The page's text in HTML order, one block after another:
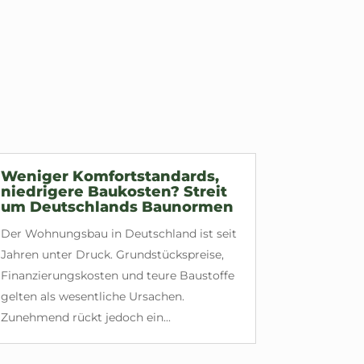
Weniger Komfortstandards,
niedrigere Baukosten? Streit
um Deutschlands Baunormen
Der Wohnungsbau in Deutschland ist seit
Jahren unter Druck. Grundstückspreise,
Finanzierungskosten und teure Baustoffe
gelten als wesentliche Ursachen.
Zunehmend rückt jedoch ein...